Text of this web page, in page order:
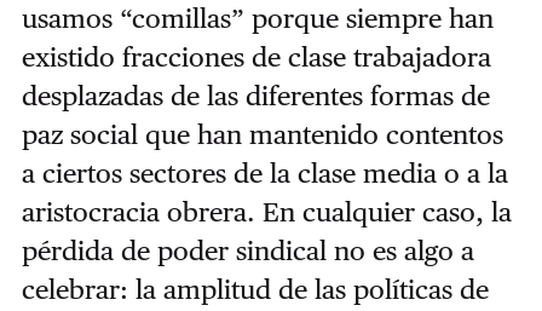
usamos “comillas” porque siempre han
existido fracciones de clase trabajadora
desplazadas de las diferentes formas de
paz social que han mantenido contentos
a ciertos sectores de la clase media o a la
aristocracia obrera. En cualquier caso, la
pérdida de poder sindical no es algo a
celebrar: la amplitud de las políticas de